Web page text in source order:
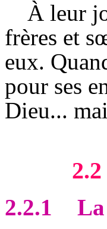
À leur
frères et
eux.
pour ses
Dieu...
2.2
2.2.1
La